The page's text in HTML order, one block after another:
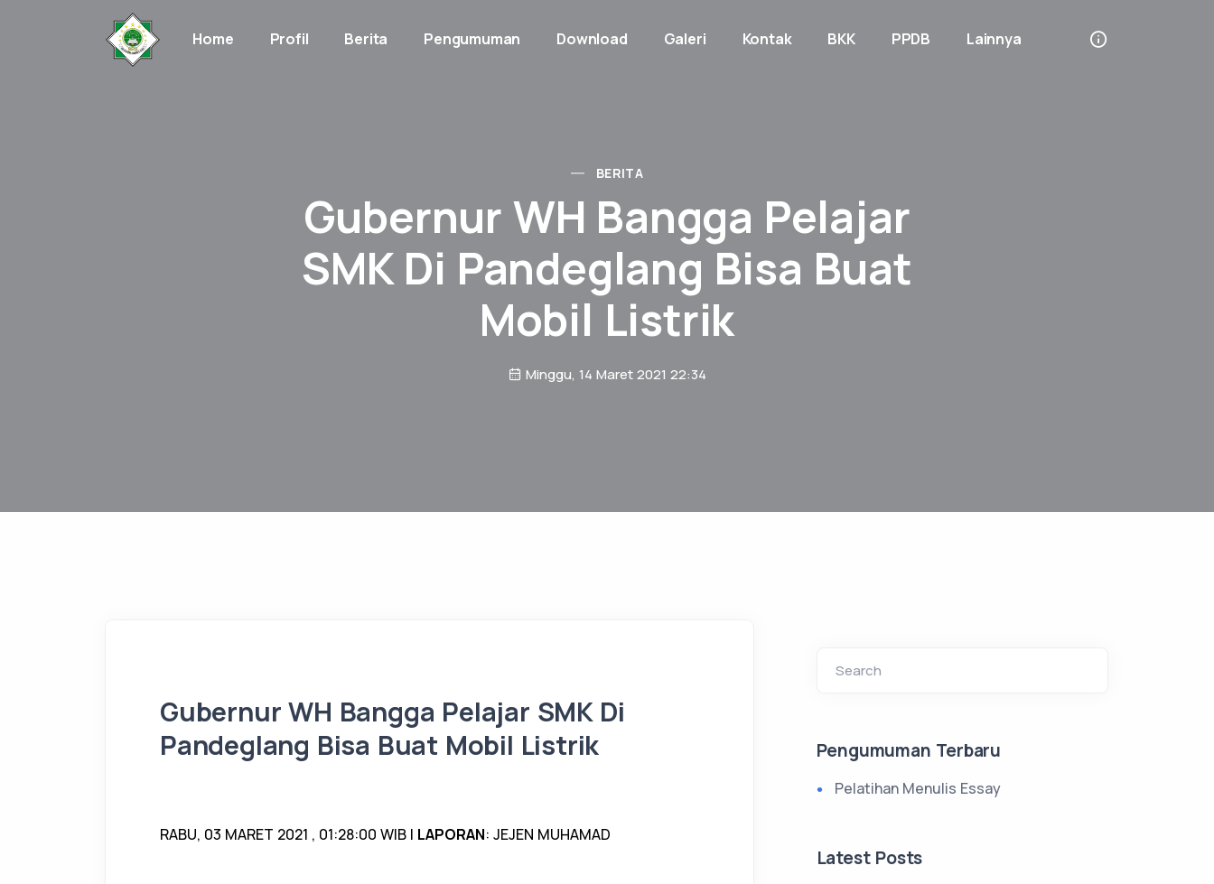
Home Profil Berita Pengumuman Download Galeri Kontak BKK PPDB Lainnya
BERITA
Gubernur WH Bangga Pelajar
SMK Di Pandeglang Bisa Buat
Mobil Listrik
Minggu, 14 Maret 2021 22:34
Gubernur WH Bangga Pelajar SMK Di
Pandeglang Bisa Buat Mobil Listrik
RABU, 03 MARET 2021 , 01:28:00 WIB | LAPORAN: JEJEN MUHAMAD
Search
Pengumuman Terbaru
Pelatihan Menulis Essay
Latest Posts